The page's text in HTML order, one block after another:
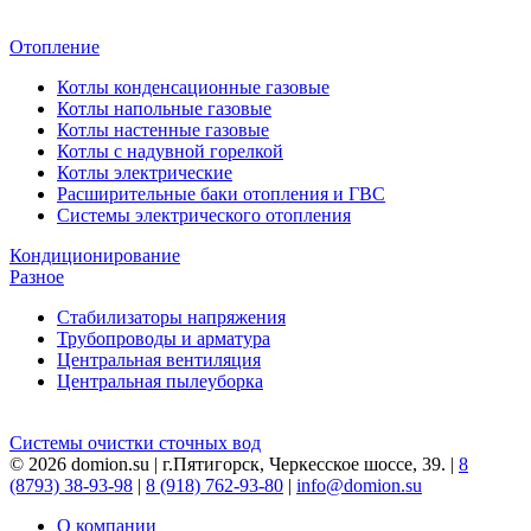
Отопление
Котлы конденсационные газовые
Котлы напольные газовые
Котлы настенные газовые
Котлы с надувной горелкой
Котлы электрические
Расширительные баки отопления и ГВС
Системы электрического отопления
Кондиционирование
Разное
Стабилизаторы напряжения
Трубопроводы и арматура
Центральная вентиляция
Центральная пылеуборка
Системы очистки сточных вод
© 2026 domion.su | г.Пятигорск, Черкесское шоссе, 39. | 8
(8793) 38-93-98 | 8 (918) 762-93-80 | info@domion.su
О компании